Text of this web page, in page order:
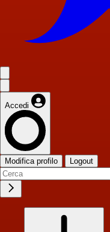
Accedi
Modifica profilo Logout